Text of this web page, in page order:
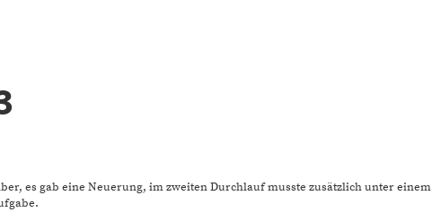
es gab eine Neuerung, im zweiten Durchlauf musste zusätzlich unter einem